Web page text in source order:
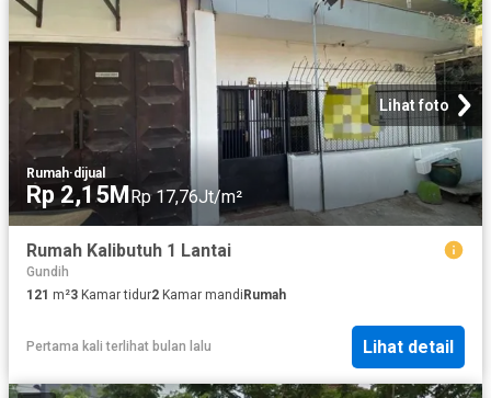
Lihat foto
Rumah·dijual
Rp 2,15M Rp 17,76Jt/m²
Rumah Kalibutuh 1 Lantai
Gundih
121 m²3 Kamar tidur2 Kamar mandi Rumah
Pertama kali terlihat bulan lalu Lihat detail